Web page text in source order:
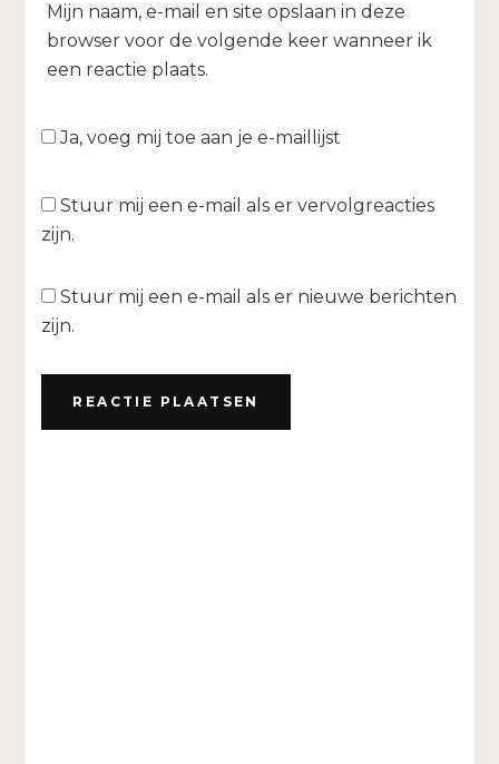
Mijn naam, e-mail en site opslaan in deze
browser voor de volgende keer wanneer ik
een reactie plaats.
Ja, voeg mij toe aan je e-maillijst
Stuur mij een e-mail als er vervolgreacties
zijn.
Stuur mij een e-mail als er nieuwe berichten
zijn.